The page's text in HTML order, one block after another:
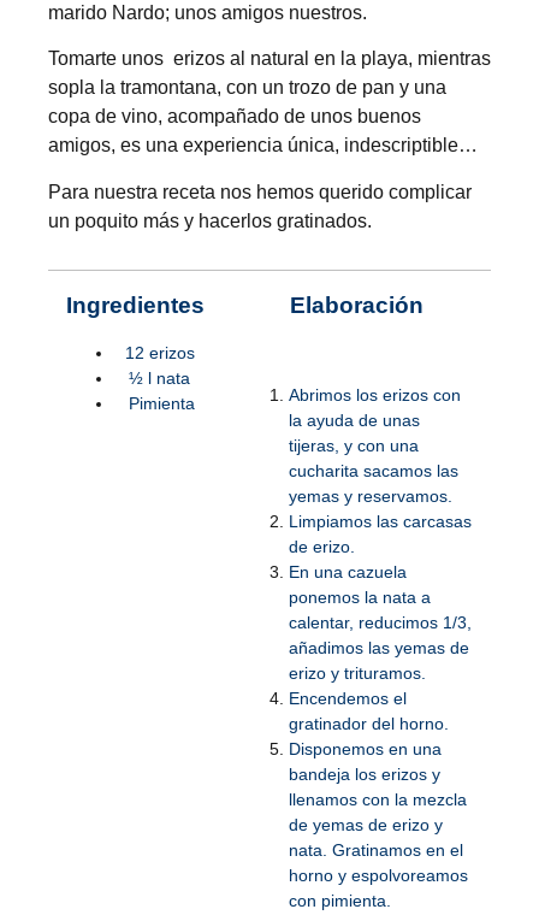
marido Nardo; unos amigos nuestros.
Tomarte unos erizos al natural en la playa, mientras
sopla la tramontana, con un trozo de pan y una
copa de vino, acompañado de unos buenos
amigos, es una experiencia única, indescriptible…
Para nuestra receta nos hemos querido complicar
un poquito más y hacerlos gratinados.
Ingredientes
12 erizos
½ l nata
Pimienta
Elaboración
Abrimos los erizos con
la ayuda de unas
tijeras, y con una
cucharita sacamos las
yemas y reservamos.
Limpiamos las carcasas
de erizo.
En una cazuela
ponemos la nata a
calentar, reducimos 1/3,
añadimos las yemas de
erizo y trituramos.
Encendemos el
gratinador del horno.
Disponemos en una
bandeja los erizos y
llenamos con la mezcla
de yemas de erizo y
nata. Gratinamos en el
horno y espolvoreamos
con pimienta.